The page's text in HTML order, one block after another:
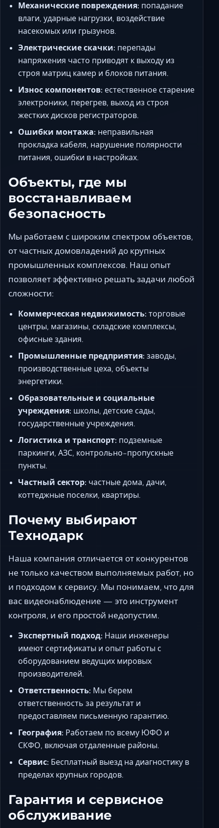
Механические повреждения: попадание
влаги, ударные нагрузки, воздействие
насекомых или грызунов.
Электрические скачки: перепады
напряжения часто приводят к выходу из
строя матриц камер и блоков питания.
Износ компонентов: естественное старение
электроники, перегрев, выход из строя
жестких дисков регистраторов.
Ошибки монтажа: неправильная
прокладка кабеля, нарушение полярности
питания, ошибки в настройках.
Объекты, где мы
восстанавливаем
безопасность
Мы работаем с широким спектром объектов,
от частных домовладений до крупных
промышленных комплексов. Наш опыт
позволяет эффективно решать задачи любой
сложности:
Коммерческая недвижимость: торговые
центры, магазины, складские комплексы,
офисные здания.
Промышленные предприятия: заводы,
производственные цеха, объекты
энергетики.
Образовательные и социальные
учреждения: школы, детские сады,
государственные учреждения.
Логистика и транспорт: подземные
паркинги, АЗС, контрольно-пропускные
пункты.
Частный сектор: частные дома, дачи,
коттеджные поселки, квартиры.
Почему выбирают
Технодарк
Наша компания отличается от конкурентов
не только качеством выполняемых работ, но
и подходом к сервису. Мы понимаем, что для
вас видеонаблюдение — это инструмент
контроля, и его простой недопустим.
Экспертный подход: Наши инженеры
имеют сертификаты и опыт работы с
оборудованием ведущих мировых
производителей.
Ответственность: Мы берем
ответственность за результат и
предоставляем письменную гарантию.
География: Работаем по всему ЮФО и
СКФО, включая отдаленные районы.
Сервис: Бесплатный выезд на диагностику в
пределах крупных городов.
Гарантия и сервисное
обслуживание